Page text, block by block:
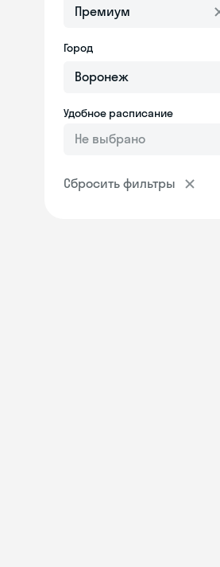
Премиум
Город
Удобное расписание
Не выбрано
Сбросить фильтры